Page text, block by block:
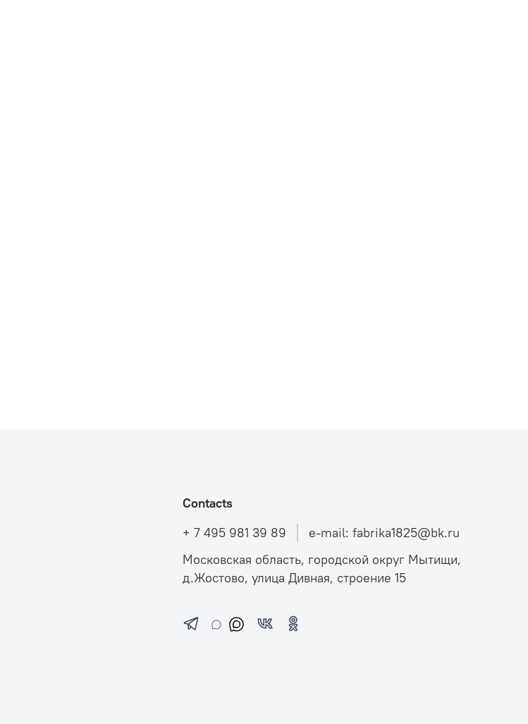
Contacts
+ 7 495 981 39 89
e-mail: fabrika1825@bk.ru
Московская область, городской округ Мытищи,
д.Жостово, улица Дивная, строение 15